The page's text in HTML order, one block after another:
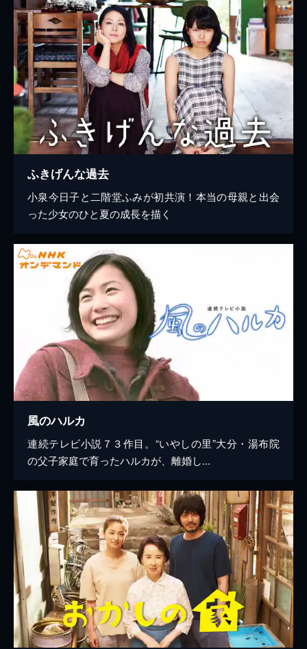
ふきげんな過去
小泉今日子と二階堂ふみが初共演！本当の母親と出会
った少女のひと夏の成長を描く
風のハルカ
連続テレビ小説７３作目。“いやしの里”大分・湯布院
の父子家庭で育ったハルカが、離婚し...